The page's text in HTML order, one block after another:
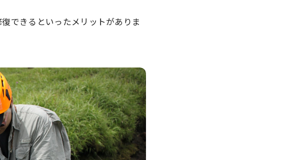
できるといったメリットがありま